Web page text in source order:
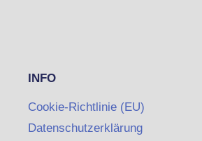
INFO
Cookie-Richtlinie (EU)
Datenschutzerklärung